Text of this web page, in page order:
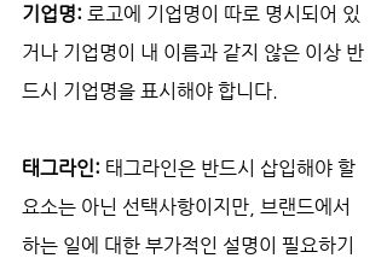
기업명: 로고에 기업명이 따로 명시되어 있
거나 기업명이 내 이름과 같지 않은 이상 반
드시 기업명을 표시해야 합니다.
태그라인: 태그라인은 반드시 삽입해야 할
요소는 아닌 선택사항이지만, 브랜드에서
하는 일에 대한 부가적인 설명이 필요하기